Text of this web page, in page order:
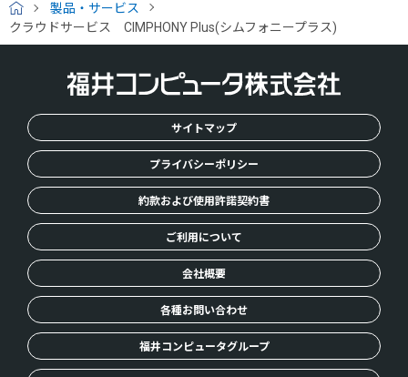
H
O
製品・サービス
クラウドサービス CIMPHONY Plus(シムフォニープラス)
サイトマップ
プライバシーポリシー
約款および使用許諾契約書
ご利用について
会社概要
各種お問い合わせ
福井コンピュータグループ